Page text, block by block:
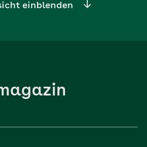
einblenden